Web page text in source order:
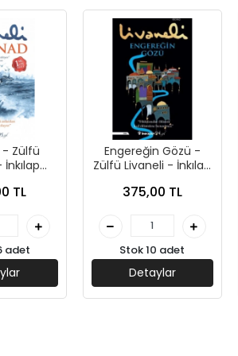
- Zülfü
TL
adet
Engereğin Gözü -
Zülfü Livaneli - İnkılap
375,00 TL
Stok 10 adet
Detaylar